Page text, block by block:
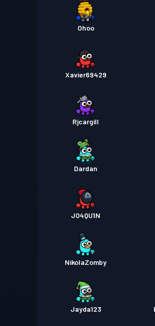
Ohoo
Xavier69429
Rjcargill
Dardan
J04QU1N
NikolaZomby
Jayda123